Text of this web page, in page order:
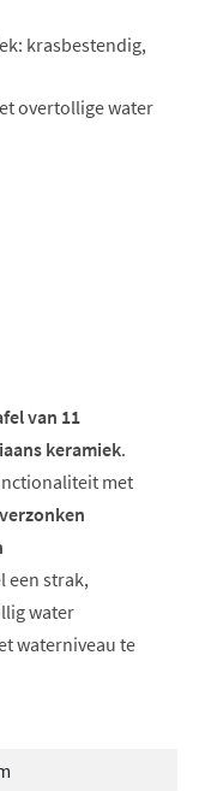
krasbestendig,
overtollige water
van 11
keramiek.
met
verzonken
een strak,
water
waterniveau te
in glans